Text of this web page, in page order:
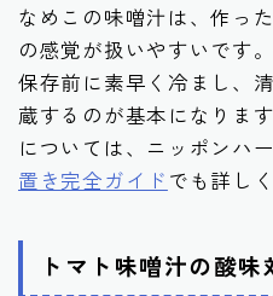
なめこの味噌汁は、作っ
の感覚が扱いやすいです
保存前に素早く冷まし、
蔵するのが基本になりま
については、ニッポンハ
置き完全ガイド でも詳し
トマト味噌汁の酸味